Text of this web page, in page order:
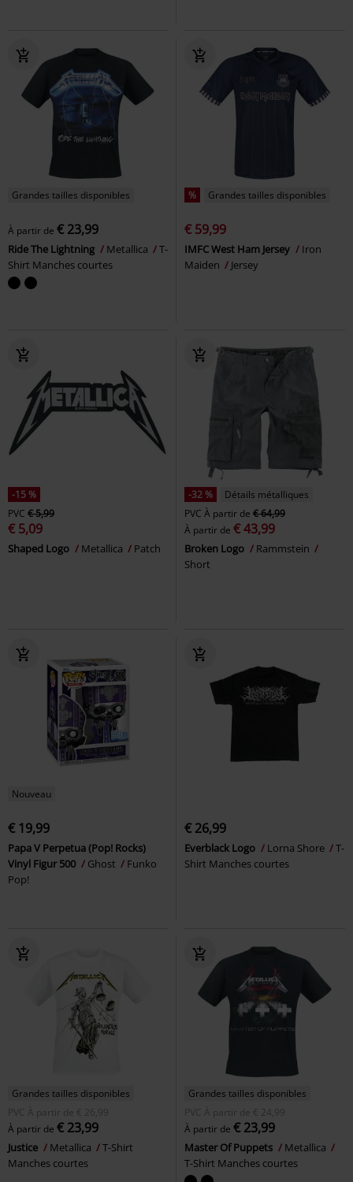
Grandes tailles disponibles
À partir de € 23,99
Ride The Lightning Metallica
T-
Shirt Manches courtes
% Grandes tailles disponibles
€ 59,99
IMFC West Ham Jersey
Iron
Maiden
Jersey
-15 %
PVC € 5,99
€ 5,09
Shaped Logo Metallica Patch
-32 %
Détails métalliques
PVC À partir de € 64,99
À partir de € 43,99
Broken Logo
Rammstein
Short
Nouveau
€ 19,99
Papa V Perpetua (Pop! Rocks)
Vinyl Figur 500
Ghost
Funko
Pop!
€ 26,99
Everblack Logo Lorna Shore
T-
Shirt Manches courtes
Grandes tailles disponibles
PVC
À partir de € 26,99
À partir de € 23,99
Justice Metallica
T-Shirt
Manches courtes
Grandes tailles disponibles
PVC
À partir de € 24,99
À partir de € 23,99
Master Of Puppets
Metallica
T-Shirt Manches courtes